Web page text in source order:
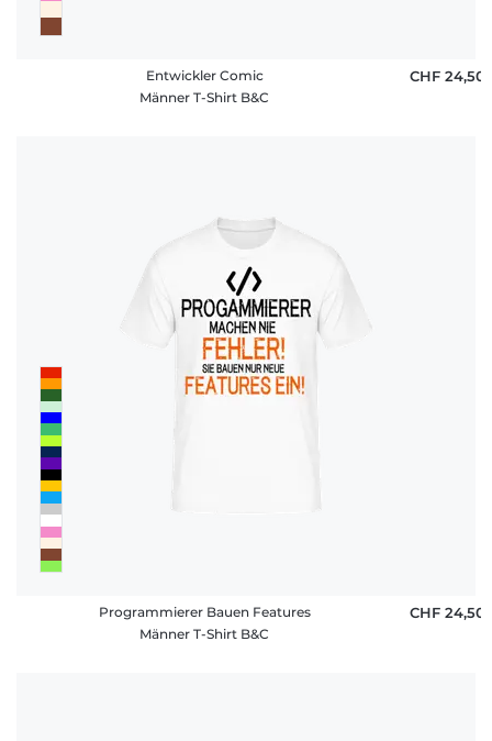
Entwickler Comic
Männer T-Shirt B&C
CHF 24,50
Programmierer Bauen Features
Männer T-Shirt B&C
CHF 24,50